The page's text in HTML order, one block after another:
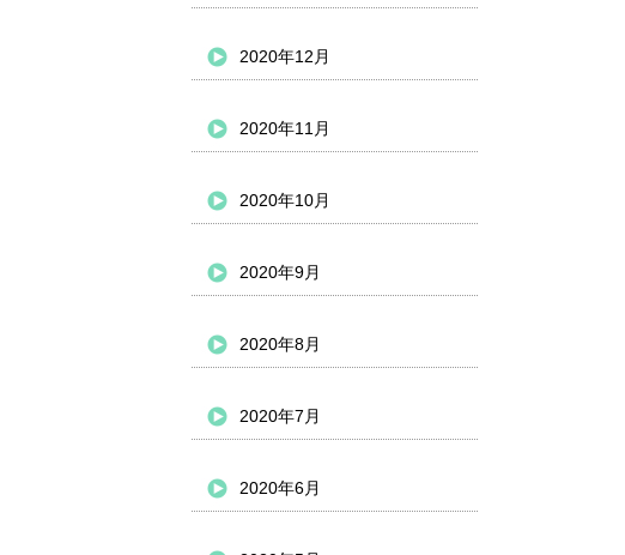
2020年12月
2020年11月
2020年10月
2020年9月
2020年8月
2020年7月
2020年6月